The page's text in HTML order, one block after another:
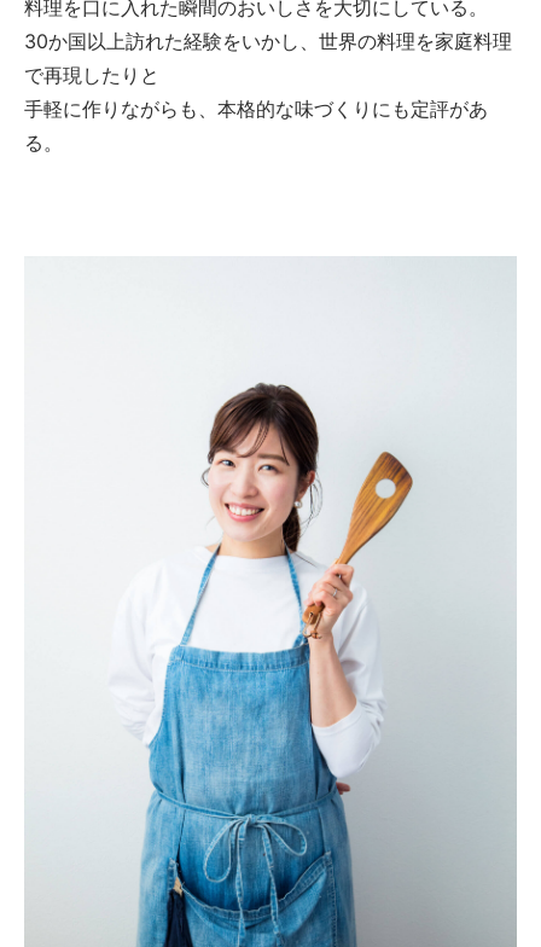
料理を口に入れた瞬間のおいしさを大切にしている。
30か国以上訪れた経験をいかし、世界の料理を家庭料理
で再現したりと
手軽に作りながらも、本格的な味づくりにも定評があ
る。